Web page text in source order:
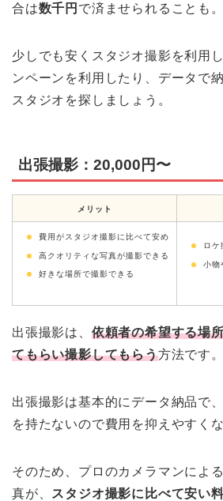
合は数千円 で済ませられることも。
少しでも安くスタジオ撮影を利用
ンペーンを利用したり、データで
スタジオを探しましょう。
出張撮影：20,000円〜
メリット
費用がスタジオ撮影に比べて安め
高クオリティな写真が撮影できる
好きな場所で撮影できる
ロ
小物
出張撮影は、 依頼者の希望する場
てもらい撮影してもらう方法です。
出張撮影は基本的にデータ納品で
を持たないので費用を抑えやすく
そのため、プロのカメラマンによ
真が、 スタジオ撮影に比べて安い